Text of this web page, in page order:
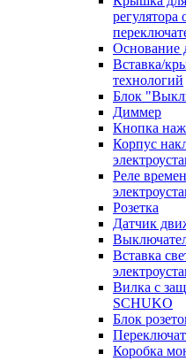
Основание
Вставка/
технологий
Блок
Диммер
Кнопка
Корпус
Реле
Розетка
Датчик
Вставка
Вилка с
SCHUKO
Блок
Коробка